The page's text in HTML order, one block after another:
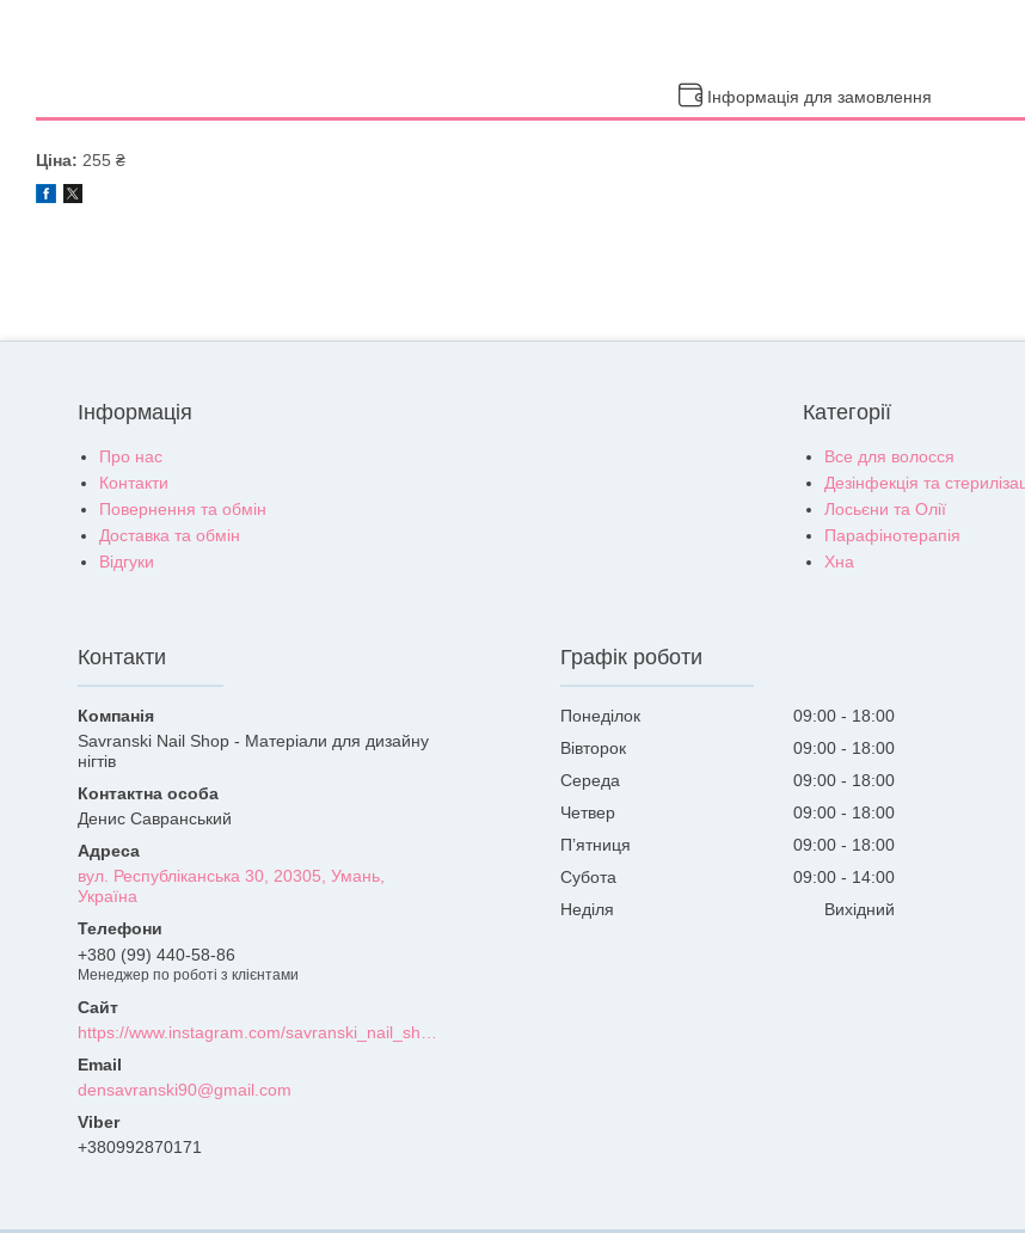
Інформація для замовлення
Ціна: 255 ₴
Інформація
Про нас
Контакти
Повернення та обмін
Доставка та обмін
Відгуки
Категорії
Все для волосся
Дезінфекція та
Лосьєни та Олії
Парафінотерапія
Хна
Контакти
Savranski Nail Shop - Матеріали для дизайну
нігтів
Денис Савранський
вул. Республіканська 30, 20305, Умань,
Україна
+380 (99) 440-58-86
Менеджер по роботі з клієнтами
densavranski90@gmail.com
+380992870171
Графік роботи
Понеділок 09:00
18:00
Вівторок
09:00
18:00
Середа
09:00
18:00
Четвер
09:00
18:00
Пʼятниця
09:00
18:00
Субота
09:00
14:00
Неділя
Вихідний